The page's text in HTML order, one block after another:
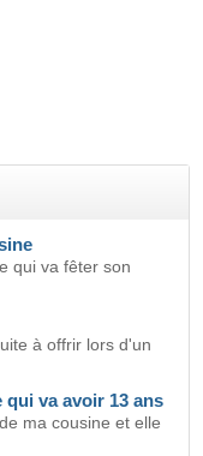
qui va fêter son
à offrir lors d'un
va avoir 13 ans
ma cousine et elle